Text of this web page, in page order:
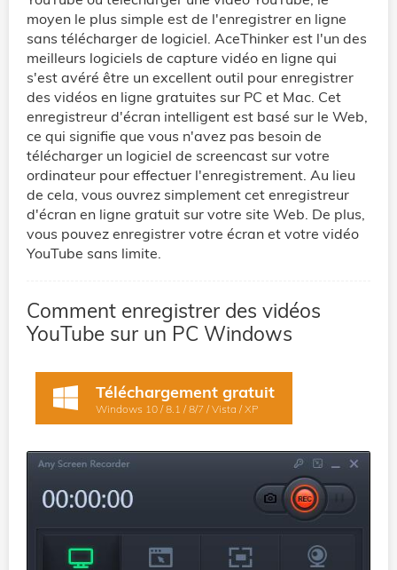
moyen le plus simple est de l'enregistrer en ligne
sans télécharger de logiciel. AceThinker est l'un des
meilleurs logiciels de capture vidéo en ligne qui
s'est avéré être un excellent outil pour enregistrer
des vidéos en ligne gratuites sur PC et Mac. Cet
enregistreur d'écran intelligent est basé sur le Web,
ce qui signifie que vous n'avez pas besoin de
télécharger un logiciel de screencast sur votre
ordinateur pour effectuer l'enregistrement. Au lieu
de cela, vous ouvrez simplement cet enregistreur
d'écran en ligne gratuit sur votre site Web. De plus,
vous pouvez enregistrer votre écran et votre vidéo
YouTube sans limite.
Comment enregistrer des vidéos
YouTube sur un PC Windows
Téléchargement gratuit
Windows 10 / 8.1 / 8/7 / Vista / XP